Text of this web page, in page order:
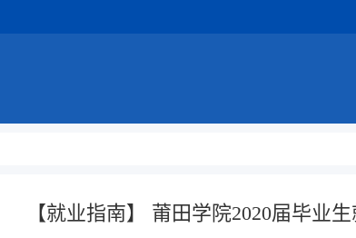
【就业指南】 莆田学院2020届毕业